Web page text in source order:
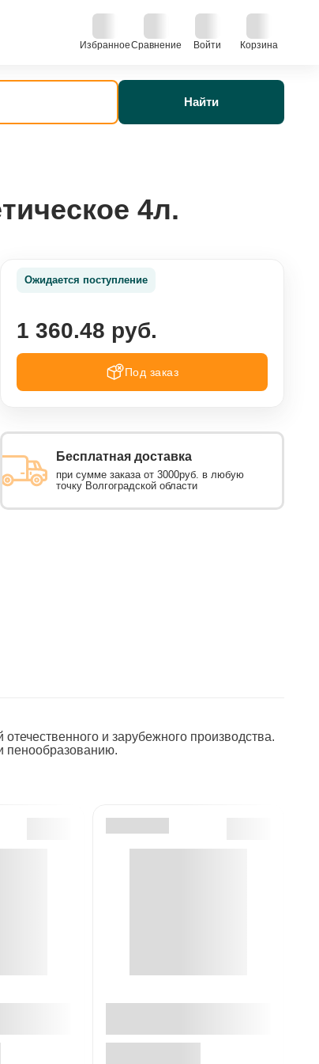
ИзбранноеСравнение Войти Корзина
Найти
4л.
Ожидается поступление
1 360.48 руб.
Под заказ
Бесплатная доставка
при сумме заказа от 3000руб. в любую
точку Волгоградской области
и зарубежного производства.
пенообразованию.